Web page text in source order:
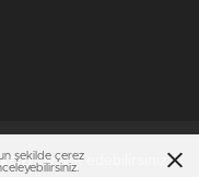
ziyaret edebilirsiniz.
şekilde çerez